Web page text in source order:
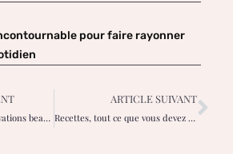
pour faire rayonner
Les 5 meilleures innovations beauté pour entretenir la peau
ARTICLE SUIVANT
Recettes, tout ce que vous devez savoir sur la pastèque